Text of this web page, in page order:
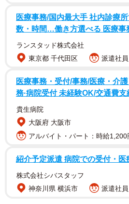
写真を投稿したのは「Pekepom
カウントです。Pekepomさんは現
テレワーク勤務中のお母さんです
ル置き場」を作った8歳になる長男
「そうきたか」
話題なった投稿に続けて「テープ
方が多いのでアドバイスを参考に
ました」とリプライで報告する
のサーベル置き場」を見た時の感
きたか、と予想とは違う行動とア
のこと。
医療事務/国内最大手 社内診療
数・時間…働き方選べる 医療事
ランスタッド株式会社
東京都 千代田区
派遣社
医療事務・受付/事務/医療・介
務·病院受付 未経験OK/交通費支
貴生病院
大阪府 大阪市
アルバイト・パート：時給1,200
紹介予定派遣 病院での受付・医
株式会社シバスタッフ
神奈川県 横浜市
派遣社